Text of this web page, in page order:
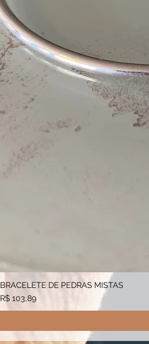
BRACELETE DE PEDRAS MISTAS
Preço
R$ 103,89